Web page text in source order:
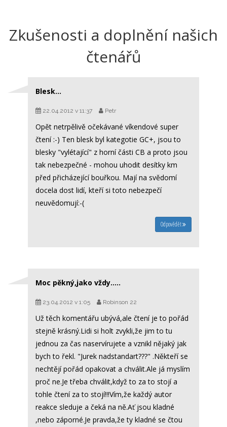
Zkušenosti a doplnění našich
čtenářů
Blesk...
22.04.2012 v 11:37 Petr
Opět netrpělivě očekávané víkendové super
čtení :-) Ten blesk byl kategotie GC+, jsou to
blesky "vylétající" z horní části CB a proto jsou
tak nebezpečné - mohou uhodit desítky km
před přicházející bouřkou. Mají na svědomí
docela dost lidí, kteří si toto nebezpečí
neuvědomují:-(
Odpovědět
Moc pěkný,jako vždy.....
23.04.2012 v 1:05 Robinson 22
Už těch komentářu ubývá,ale čtení je to pořád
stejně krásný.Lidi si holt zvykli,že jim to tu
jednou za čas naservírujete a vznikl nějaký jak
bych to řekl. "Jurek nadstandart???" .Někteří se
nechtějí pořád opakovat a chválit.Ale já myslím
proč ne.Je třeba chválit,když to za to stojí a
tohle čtení za to stojí!!!Vím,že každý autor
reakce sleduje a čeká na ně.Ať jsou kladné
,nebo záporné.Je pravda,že ty kladné se čtou